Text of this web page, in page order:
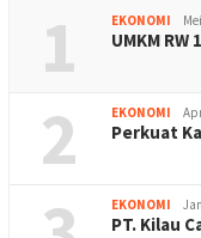
1 EKONOMI
UMKM
2 EKONOMI
Perkuat
EKONOMI
PT. Kilau